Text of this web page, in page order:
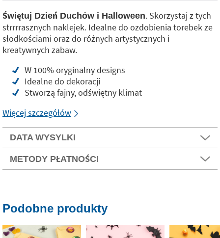
Świętuj Dzień Duchów i Halloween. Skorzystaj z tych
strrrrasznych naklejek. Idealne do ozdobienia torebek ze
słodkościami oraz do różnych artystycznych i
kreatywnych zabaw.
W 100% oryginalny designs
Idealne do dekoracji
Stworzą fajny, odświętny klimat
Więcej szczegółów
DATA WYSYLKI
METODY PŁATNOŚCI
Podobne produkty